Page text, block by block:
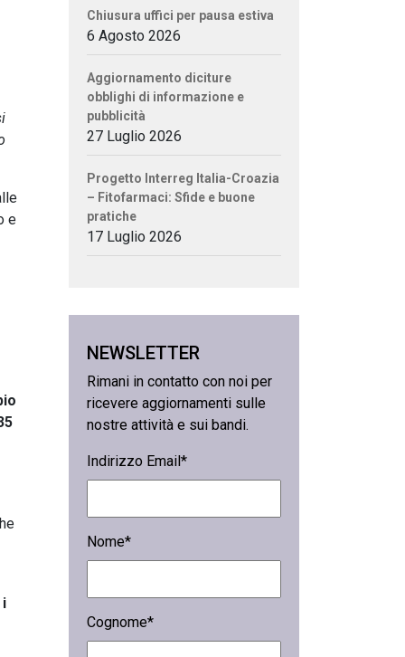
e
i
Chiusura uffici per pausa estiva
6 Agosto 2026
Aggiornamento diciture
obblighi di informazione e
pubblicità
27 Luglio 2026
Progetto Interreg Italia-Croazia
– Fitofarmaci: Sfide e buone
pratiche
17 Luglio 2026
NEWSLETTER
Rimani in contatto con noi per
ricevere aggiornamenti sulle
nostre attività e sui bandi.
Indirizzo Email*
Nome*
Cognome*